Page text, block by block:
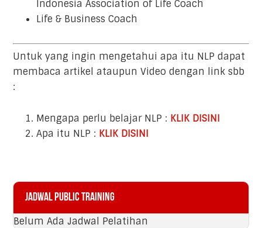
Indonesia Association of Life Coach
Life & Business Coach
Untuk yang ingin mengetahui apa itu NLP dapat
membaca artikel ataupun Video dengan link sbb
:
Mengapa perlu belajar NLP : KLIK DISINI
Apa itu NLP : KLIK DISINI
Primary
Sidebar
Jadwal Public Training
Belum Ada Jadwal Pelatihan